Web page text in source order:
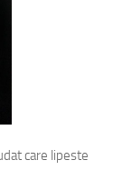
care lipeste